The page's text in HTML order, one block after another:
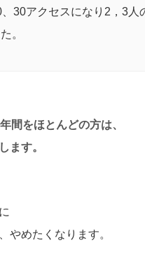
30アクセスになり2，3人
。
間をほとんどの方は、
ます。
やめたくなります。